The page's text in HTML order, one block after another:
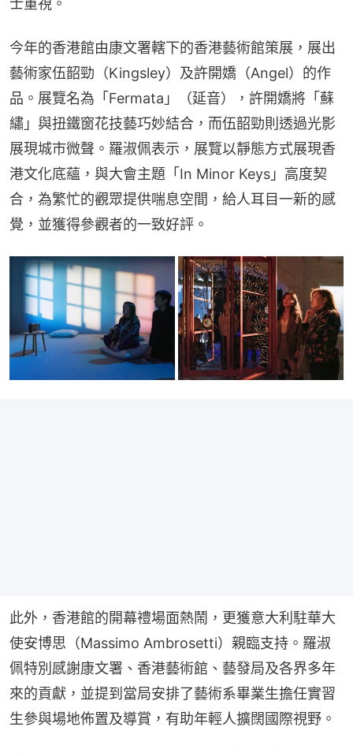
士重視。
今年的香港館由康文署轄下的香港藝術館策展，展出
藝術家伍韶勁（Kingsley）及許開嬌（Angel）的作
品。展覽名為「Fermata」（延音），許開嬌將「蘇
繡」與扭鐵窗花技藝巧妙結合，而伍韶勁則透過光影
展現城市微聲。羅淑佩表示，展覽以靜態方式展現香
港文化底蘊，與大會主題「In Minor Keys」高度契
合，為繁忙的觀眾提供喘息空間，給人耳目一新的感
覺，並獲得參觀者的一致好評。
此外，香港館的開幕禮場面熱鬧，更獲意大利駐華大
使安博思（Massimo Ambrosetti）親臨支持。羅淑
佩特別感謝康文署、香港藝術館、藝發局及各界多年
來的貢獻，並提到當局安排了藝術系畢業生擔任實習
生參與場地佈置及導賞，有助年輕人擴闊國際視野。